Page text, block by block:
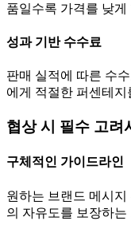
품일수록 가격를 낮게
성과 기반 수수료
판매 실적에 따른 수
에게 적절한 퍼센테
협상 시 필수 고려
구체적인 가이드라인
원하는 브랜드 메시
의 자유도를 보장하